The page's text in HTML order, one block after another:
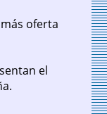
oferta
el